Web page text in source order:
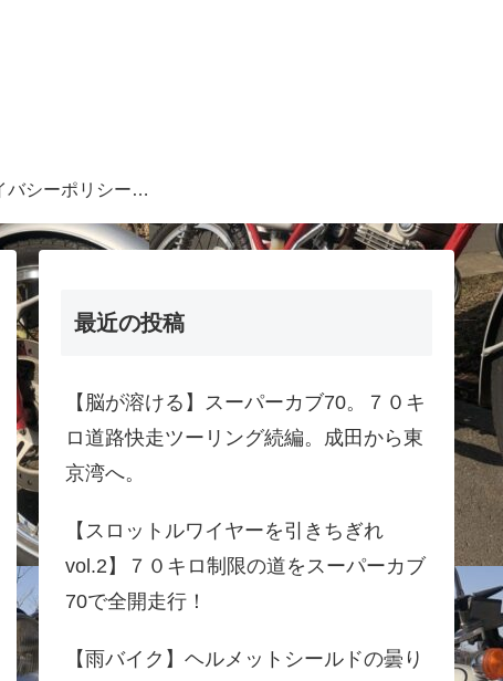
プライバシーポリシー・注意事項等
最近の投稿
【脳が溶ける】スーパーカブ70。７０キ
ロ道路快走ツーリング続編。成田から東
京湾へ。
【スロットルワイヤーを引きちぎれ
vol.2】７０キロ制限の道をスーパーカブ
70で全開走行！
【雨バイク】ヘルメットシールドの曇り